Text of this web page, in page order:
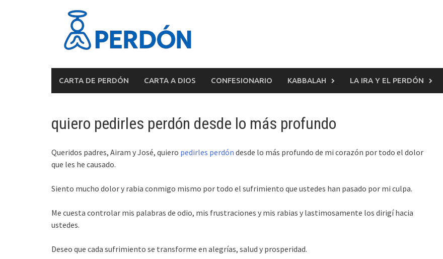
CARTA DE PERDÓN CARTA A DIOS CONFESIONARIO KABBALAH LA IRA Y EL PERDÓN
quiero pedirles perdón desde lo más profundo
Queridos padres, Airam y José, quiero pedirles perdón desde lo más profundo de mi corazón por todo el dolor
que les he causado.
Siento mucho dolor y rabia conmigo mismo por todo el sufrimiento que ustedes han pasado por mi culpa.
Me cuesta controlar mis palabras de odio, mis frustraciones y mis rabias y lastimosamente los dirigí hacia
ustedes.
Deseo que cada sufrimiento se transforme en alegrías, salud y prosperidad.